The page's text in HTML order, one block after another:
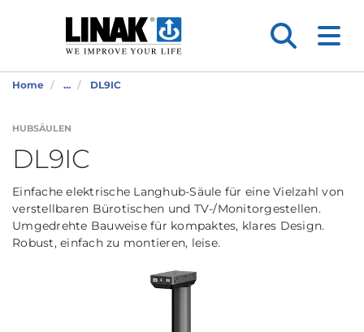
Home ... DL9IC
HUBSÄULEN
DL9IC
Einfache elektrische Langhub-Säule für eine Vielzahl von
verstellbaren Bürotischen und TV-/Monitorgestellen.
Umgedrehte Bauweise für kompaktes, klares Design.
Robust, einfach zu montieren, leise.